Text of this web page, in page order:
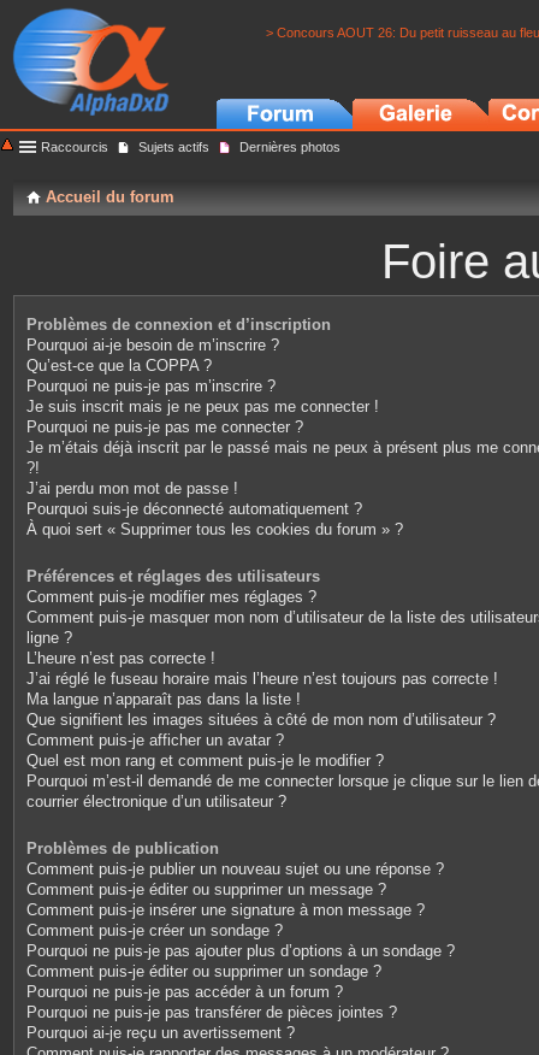
> Concours AOUT 26: Du petit ruisseau au
Raccourcis Sujets actifs Dernières photos
Accueil du forum
Foire
Problèmes de connexion et d’inscription
Pourquoi ai-je besoin de m’inscrire ?
Qu’est-ce que la COPPA ?
Pourquoi ne puis-je pas m’inscrire ?
Je suis inscrit mais je ne peux pas me connecter !
Pourquoi ne puis-je pas me connecter ?
Je m’étais déjà inscrit par le passé mais ne peux à présent plus me
?!
J’ai perdu mon mot de passe !
Pourquoi suis-je déconnecté automatiquement ?
À quoi sert « Supprimer tous les cookies du forum » ?
Préférences et réglages des utilisateurs
Comment puis-je modifier mes réglages ?
Comment puis-je masquer mon nom d’utilisateur de la liste des
ligne ?
L’heure n’est pas correcte !
J’ai réglé le fuseau horaire mais l’heure n’est toujours pas correcte !
Ma langue n’apparaît pas dans la liste !
Que signifient les images situées à côté de mon nom d’utilisateur ?
Comment puis-je afficher un avatar ?
Quel est mon rang et comment puis-je le modifier ?
Pourquoi m’est-il demandé de me connecter lorsque je clique sur le lien
courrier électronique d’un utilisateur ?
Problèmes de publication
Comment puis-je publier un nouveau sujet ou une réponse ?
Comment puis-je éditer ou supprimer un message ?
Comment puis-je insérer une signature à mon message ?
Comment puis-je créer un sondage ?
Pourquoi ne puis-je pas ajouter plus d’options à un sondage ?
Comment puis-je éditer ou supprimer un sondage ?
Pourquoi ne puis-je pas accéder à un forum ?
Pourquoi ne puis-je pas transférer de pièces jointes ?
Pourquoi ai-je reçu un avertissement ?